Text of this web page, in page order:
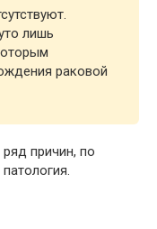
лишь
раковой
причин, по